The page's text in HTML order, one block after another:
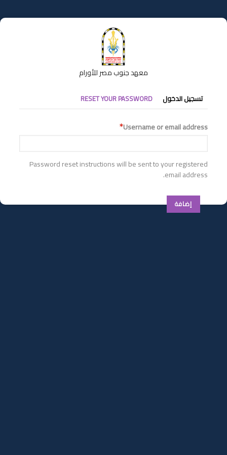
إلى
المحتوى
معهد جنوب مصر للأورام
التبويبات
الأساسية
تسجيل الدخول RESET YOUR PASSWORD
Username or email address
Password reset instructions will be sent to your registered
email address.